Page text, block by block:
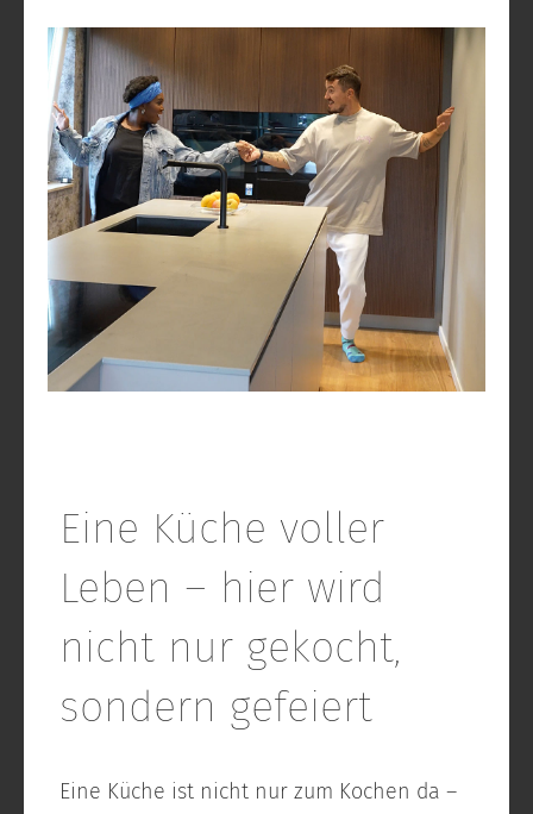
Eine Küche voller
Leben – hier wird
nicht nur gekocht,
sondern gefeiert
Eine Küche ist nicht nur zum Kochen da –